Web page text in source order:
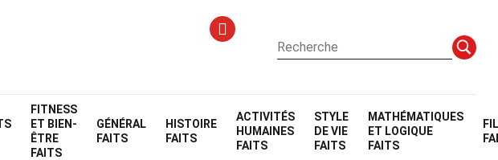
FITNESS
ET BIEN-
ÊTRE
FAITS
GÉNÉRAL
FAITS
HISTOIRE
FAITS
ACTIVITÉS
HUMAINES
FAITS
STYLE
DE VIE
FAITS
MATHÉMATIQUES
ET LOGIQUE
FAITS
PokémonFaits
(Pokémon)